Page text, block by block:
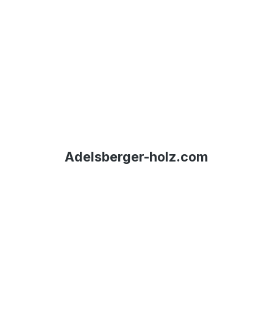
Adelsberger-holz.com